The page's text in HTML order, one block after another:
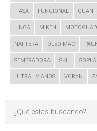
FIASA FUNCIONAL
LINGA MIKEN
NAFTERA OLEO-MAC
SEMBRADORA SKIL
ULTRALIVIANOS VORAN